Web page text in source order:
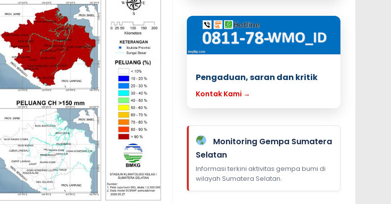
Pengaduan, saran dan kritik
Kontak Kami →
Monitoring Gempa Sumatera
Selatan
Informasi terkini aktivitas gempa bumi di
wilayah Sumatera Selatan.